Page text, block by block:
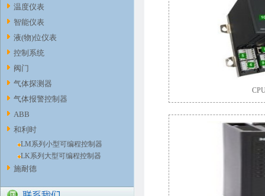
温度仪表
智能仪表
液(物)位仪表
控制系统
阀门
气体探测器
气体报警控制器
ABB
和利时
LM系列小型可编程控制器
LK系列大型可编程控制器
施耐德